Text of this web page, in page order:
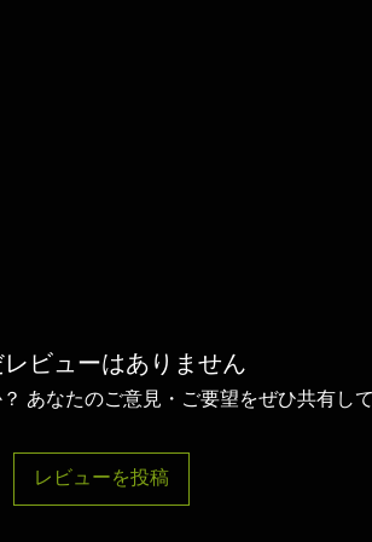
レビューはありません
あなたのご意見・ご要望をぜひ共有して
レビューを投稿